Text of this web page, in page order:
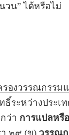
วน” ได้หรือไม่
องวรรณกรรม
ระหว่างประเ
ว่า การแปลหรื
๒๙ (ข) วรรณ